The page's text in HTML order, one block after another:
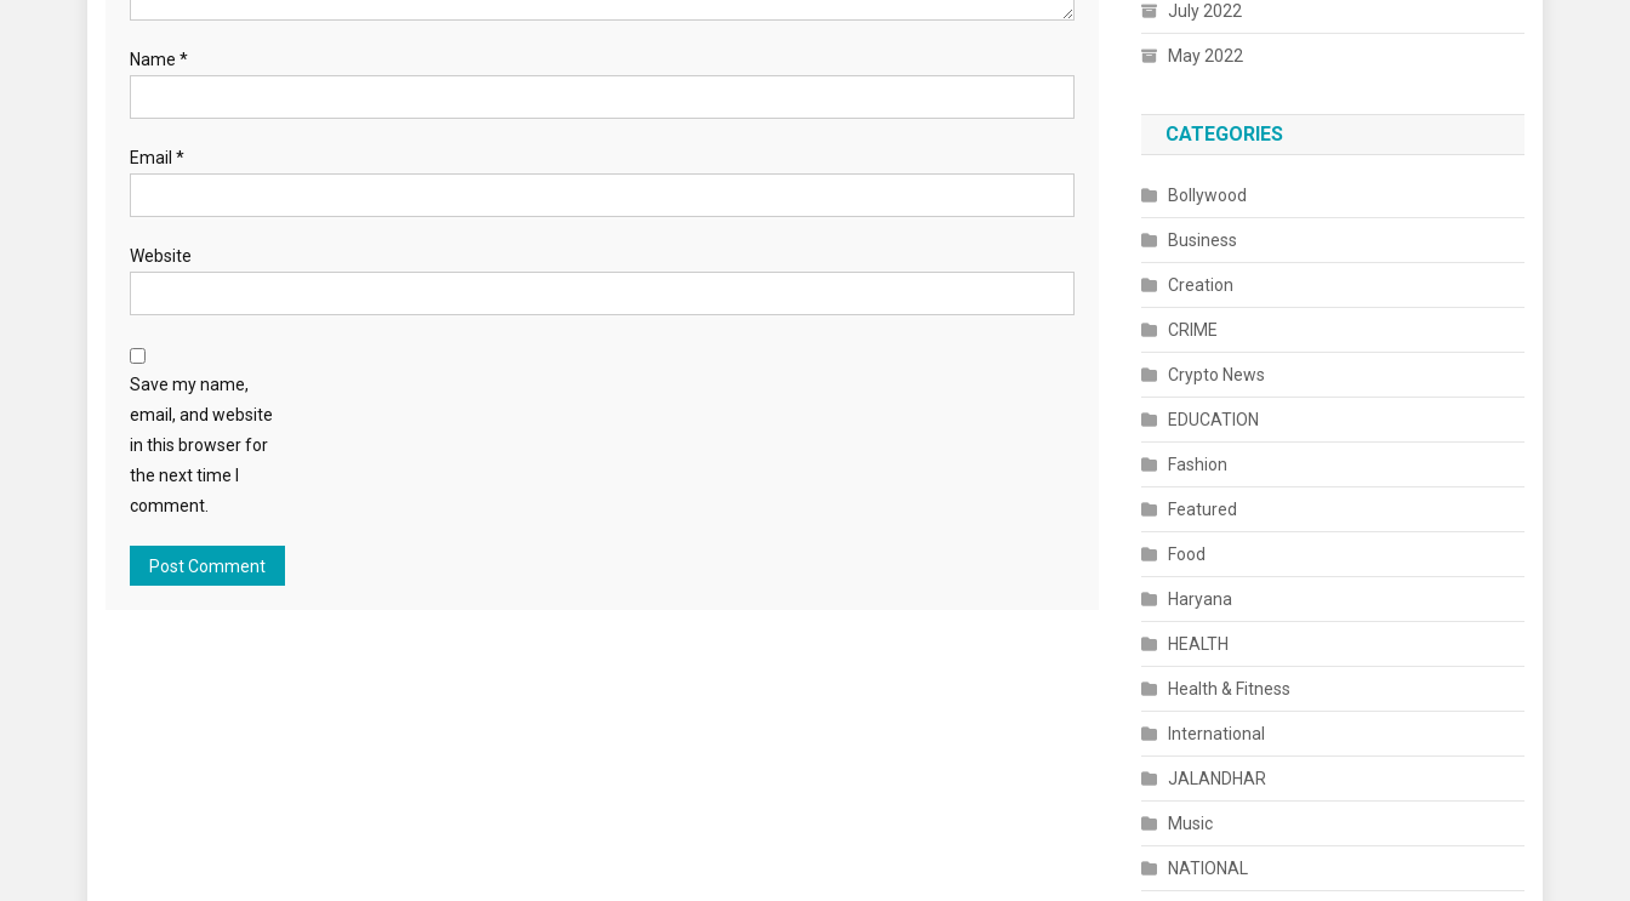
Name *
Email *
Website
Save my name,
email, and website
in this browser for
the next time I
comment.
July 2022
May 2022
CATEGORIES
Bollywood
Business
Creation
CRIME
Crypto News
EDUCATION
Fashion
Featured
Food
Haryana
HEALTH
Health & Fitness
International
JALANDHAR
Music
NATIONAL